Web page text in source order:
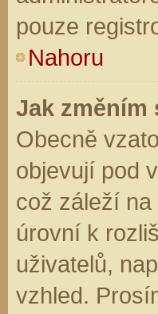
pouze
Nahoru
Jak změním
Obecně
objevují pod
což záleží
úrovní k
uživatelů,
vzhled.